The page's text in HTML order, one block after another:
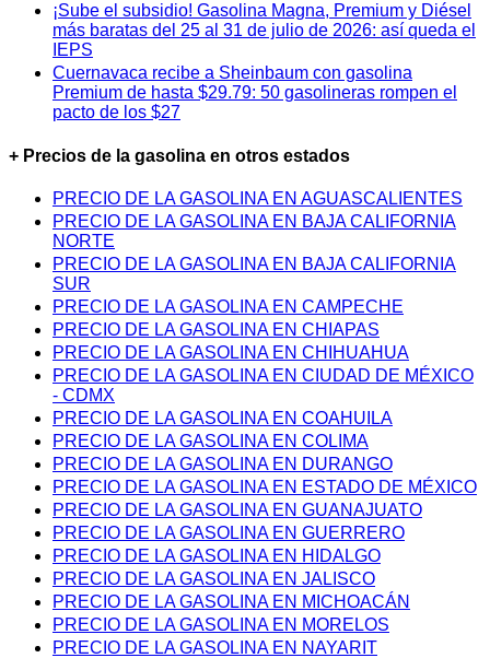
¡Sube el subsidio! Gasolina Magna, Premium y Diésel
más baratas del 25 al 31 de julio de 2026: así queda el
IEPS
Cuernavaca recibe a Sheinbaum con gasolina
Premium de hasta $29.79: 50 gasolineras rompen el
pacto de los $27
+ Precios de la gasolina en otros estados
PRECIO DE LA GASOLINA EN AGUASCALIENTES
PRECIO DE LA GASOLINA EN BAJA CALIFORNIA
NORTE
PRECIO DE LA GASOLINA EN BAJA CALIFORNIA
SUR
PRECIO DE LA GASOLINA EN CAMPECHE
PRECIO DE LA GASOLINA EN CHIAPAS
PRECIO DE LA GASOLINA EN CHIHUAHUA
PRECIO DE LA GASOLINA EN CIUDAD DE MÉXICO
- CDMX
PRECIO DE LA GASOLINA EN COAHUILA
PRECIO DE LA GASOLINA EN COLIMA
PRECIO DE LA GASOLINA EN DURANGO
PRECIO DE LA GASOLINA EN ESTADO DE MÉXICO
PRECIO DE LA GASOLINA EN GUANAJUATO
PRECIO DE LA GASOLINA EN GUERRERO
PRECIO DE LA GASOLINA EN HIDALGO
PRECIO DE LA GASOLINA EN JALISCO
PRECIO DE LA GASOLINA EN MICHOACÁN
PRECIO DE LA GASOLINA EN MORELOS
PRECIO DE LA GASOLINA EN NAYARIT